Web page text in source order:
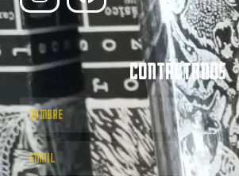
CONTÁCTANOS